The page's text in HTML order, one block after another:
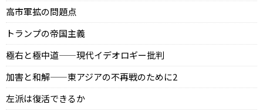
高市軍拡の問題点
トランプの帝国主義
極右と極中道——現代イデオロギー批判
加害と和解——東アジアの不再戦のために2
左派は復活できるか